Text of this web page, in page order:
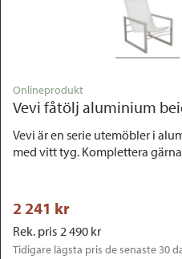
Onlineprodukt
Vevi fåtölj aluminium
Vevi är en serie utemöbler i
med vitt tyg. Komplettera
2 241 kr
Rek. pris 2 490 kr
Tidigare lägsta pris de senaste 30